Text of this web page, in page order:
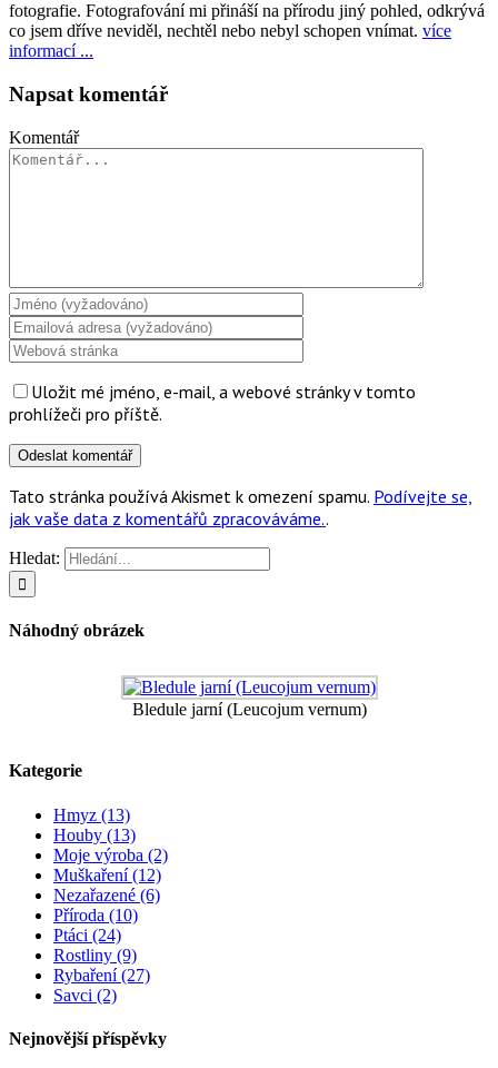
fotografie. Fotografování mi přináší na přírodu jiný pohled, odkrývá
co jsem dříve neviděl, nechtěl nebo nebyl schopen vnímat. více
informací ...
Napsat komentář
Komentář
Uložit mé jméno, e-mail, a webové stránky v tomto
prohlížeči pro příště.
Tato stránka používá Akismet k omezení spamu. Podívejte se,
jak vaše data z komentářů zpracováváme..
Hledat:
Náhodný obrázek
Bledule jarní (Leucojum vernum)
Kategorie
Hmyz (13)
Houby (13)
Moje výroba (2)
Muškaření (12)
Nezařazené (6)
Příroda (10)
Ptáci (24)
Rostliny (9)
Rybaření (27)
Savci (2)
Nejnovější příspěvky